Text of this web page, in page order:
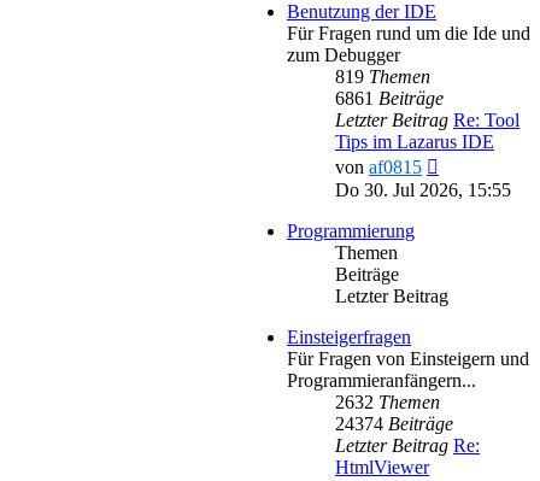
Benutzung der IDE
Für Fragen rund um die Ide und
zum Debugger
819 Themen
6861 Beiträge
Letzter Beitrag Re: Tool
Tips im Lazarus IDE
von af0815
Beitrag
Do 30. Jul 2026, 15:55
Programmierung
Themen
Beiträge
Letzter Beitrag
Einsteigerfragen
Für Fragen von Einsteigern und
Programmieranfängern...
2632 Themen
24374 Beiträge
Letzter Beitrag Re:
HtmlViewer